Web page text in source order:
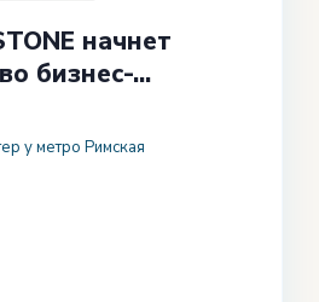
начнет
бизнес-...
у метро Римская